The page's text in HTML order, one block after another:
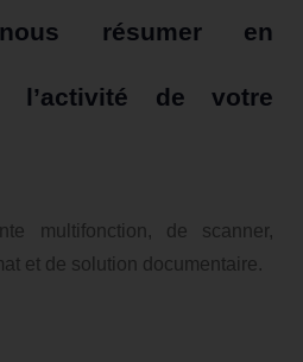
nous résumer en
l’activité de votre
multifonction, de scanner,
et de solution documentaire.